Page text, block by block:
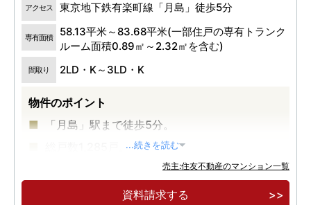
アクセス 東京地下鉄有楽町線「月島」徒歩5分
専有面積
58.13平米～83.68平米(一部住戸の専有トランク
ルーム面積0.89㎡～2.32㎡を含む)
間取り 2LD・K～3LD・K
物件のポイント
「月島」駅まで徒歩5分。
総戸数1,285戸。
中央区最高層58階建、超高層大規模再開発タワ
...続きを読む
売主:住友不動産のマンション一覧
資料請求する